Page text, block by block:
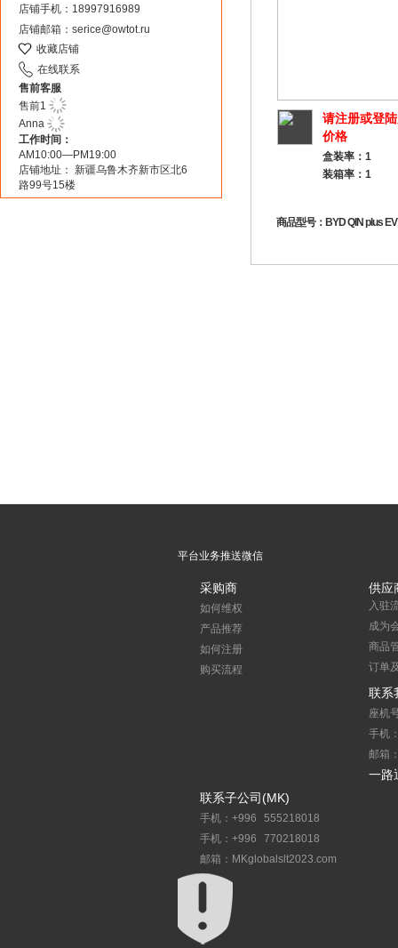
店铺手机：18997916989
店铺邮箱：serice@owtot.ru
收藏店铺
在线联系
售前客服
售前1
Anna
工作时间：
AM10:00—PM19:00
店铺地址： 新疆乌鲁木齐新市区北6
路99号15楼
请注册或登
价格
盒装率：1
装箱率：1
商品型号：BYD QIN plus EV
平台业务推送微信
采购商
如何维权
产品推荐
如何注册
购买流程
供应
入驻
成为
商品
订单
联系
座机
手机
邮箱
一路
联系子公司(MK)
手机：+996 555218018
手机：+996 770218018
邮箱：MKglobalslt2023.com